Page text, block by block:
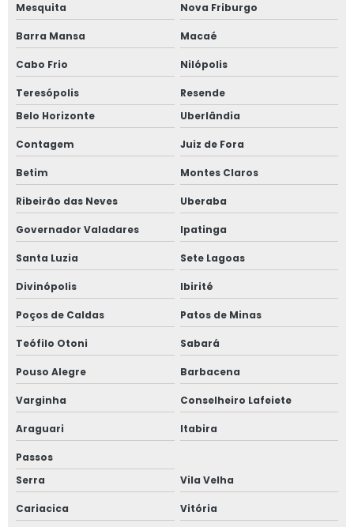
Empresa especializada em nr 12
Empresa especializada em projetos elétricos
Empresa laudo spda
Empresa treinamentos de nr 13
Inspeção de caldeiras campo grande
Inspeção de caldeiras nr 13
Inspeção de segurança em caldeiras
Inspeção de segurança em tubulações
Inspeção de tubulação industrial
Inspeção de tubulações em campo grande
Inspeção de tubulações preço
Inspeção em caldeiras
Inspeção em caldeiras e vasos de pressão
Inspeção em tubulações
Inspeção em tubulações em ms
Mesquita Nova Friburgo
Barra Mansa Macaé
Cabo Frio Nilópolis
Teresópolis
Resende
Belo Horizonte
Uberlândia
Contagem Juiz de Fora
Betim Montes Claros
Ribeirão das Neves Uberaba
Governador Valadares Ipatinga
Santa Luzia Sete Lagoas
Divinópolis Ibirité
Poços de Caldas Patos de Minas
Teófilo Otoni Sabará
Pouso Alegre Barbacena
Varginha Conselheiro Lafeiete
Araguari Itabira
Passos
Serra
Vila Velha
Cariacica Vitória